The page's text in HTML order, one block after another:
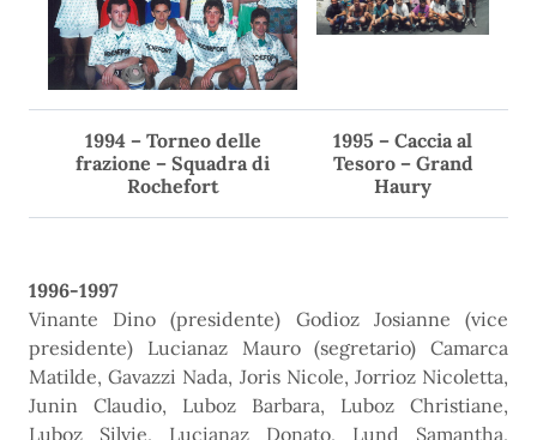
1994 – Torneo delle
frazione – Squadra di
Rochefort
1995 – Caccia al
Tesoro – Grand
Haury
1996-1997
Vinante Dino (presidente) Godioz Josianne (vice
presidente) Lucianaz Mauro (segretario) Camarca
Matilde, Gavazzi Nada, Joris Nicole, Jorrioz Nicoletta,
Junin Claudio, Luboz Barbara, Luboz Christiane,
Luboz Silvie, Lucianaz Donato, Lund Samantha,